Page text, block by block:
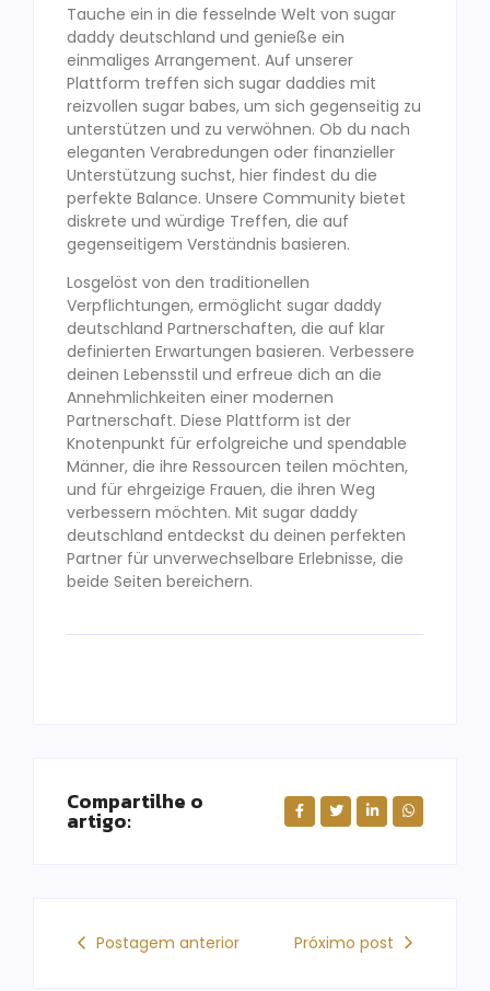
Tauche ein in die fesselnde Welt von sugar
daddy deutschland und genieße ein
einmaliges Arrangement. Auf unserer
Plattform treffen sich sugar daddies mit
reizvollen sugar babes, um sich gegenseitig zu
unterstützen und zu verwöhnen. Ob du nach
eleganten Verabredungen oder finanzieller
Unterstützung suchst, hier findest du die
perfekte Balance. Unsere Community bietet
diskrete und würdige Treffen, die auf
gegenseitigem Verständnis basieren.
Losgelöst von den traditionellen
Verpflichtungen, ermöglicht sugar daddy
deutschland Partnerschaften, die auf klar
definierten Erwartungen basieren. Verbessere
deinen Lebensstil und erfreue dich an die
Annehmlichkeiten einer modernen
Partnerschaft. Diese Plattform ist der
Knotenpunkt für erfolgreiche und spendable
Männer, die ihre Ressourcen teilen möchten,
und für ehrgeizige Frauen, die ihren Weg
verbessern möchten. Mit sugar daddy
deutschland entdeckst du deinen perfekten
Partner für unverwechselbare Erlebnisse, die
beide Seiten bereichern.
Compartilhe o
artigo:
Postagem anterior Próximo post